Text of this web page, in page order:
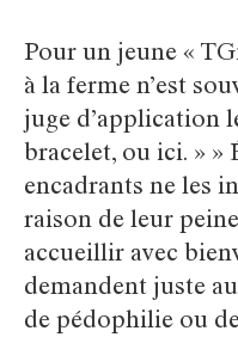
Pour un jeune «
à la ferme n’est
juge d’application
bracelet, ou ici. » »
encadrants ne les
raison de leur
accueillir avec
demandent juste
de pédophilie ou